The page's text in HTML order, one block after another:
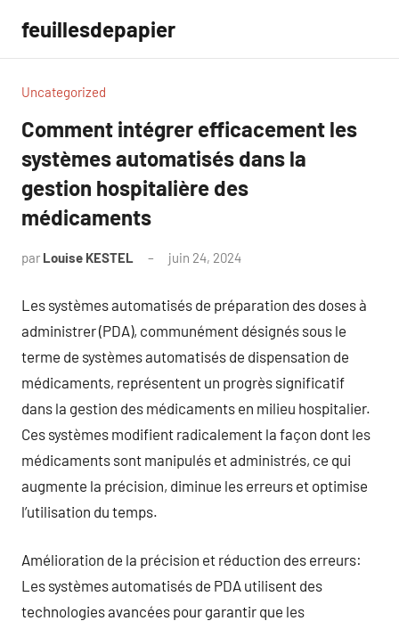
contenu
feuillesdepapier
Uncategorized
Comment intégrer efficacement les
systèmes automatisés dans la
gestion hospitalière des
médicaments
par Louise KESTEL juin 24, 2024
Les systèmes automatisés de préparation des doses à
administrer (PDA), communément désignés sous le
terme de systèmes automatisés de dispensation de
médicaments, représentent un progrès significatif
dans la gestion des médicaments en milieu hospitalier.
Ces systèmes modifient radicalement la façon dont les
médicaments sont manipulés et administrés, ce qui
augmente la précision, diminue les erreurs et optimise
l’utilisation du temps.
Amélioration de la précision et réduction des erreurs:
Les systèmes automatisés de PDA utilisent des
technologies avancées pour garantir que les